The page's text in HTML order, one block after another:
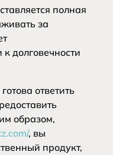
полная
за
долговечности
ответить
образом,
, вы
продукт,